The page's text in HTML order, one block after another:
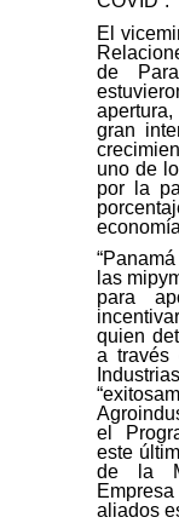
El
de
gran
uno de
por la
las
para
quien
a través
el
este
de la
aliados